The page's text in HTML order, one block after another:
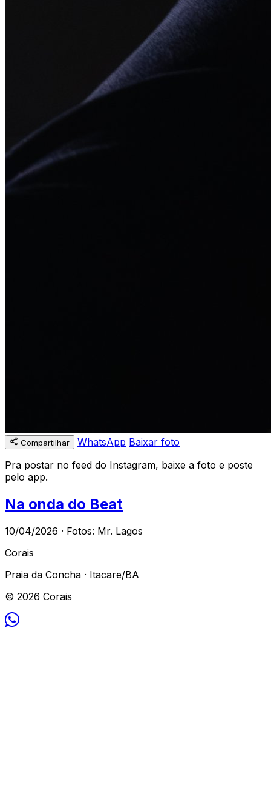
Compartilhar WhatsApp Baixar foto
Pra postar no feed do Instagram, baixe a foto e poste
pelo app.
Na onda do Beat
10/04/2026 · Fotos: Mr. Lagos
Corais
Praia da Concha · Itacare/BA
© 2026 Corais